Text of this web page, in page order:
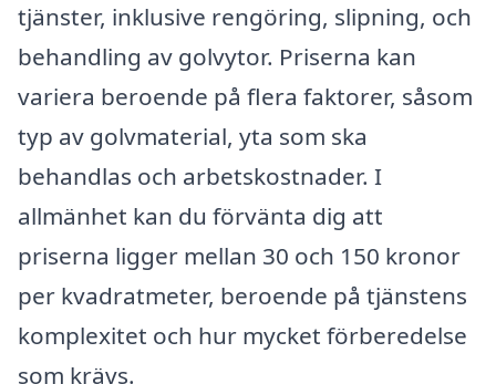
tjänster, inklusive rengöring, slipning, och
behandling av golvytor. Priserna kan
variera beroende på flera faktorer, såsom
typ av golvmaterial, yta som ska
behandlas och arbetskostnader. I
allmänhet kan du förvänta dig att
priserna ligger mellan 30 och 150 kronor
per kvadratmeter, beroende på tjänstens
komplexitet och hur mycket förberedelse
som krävs.